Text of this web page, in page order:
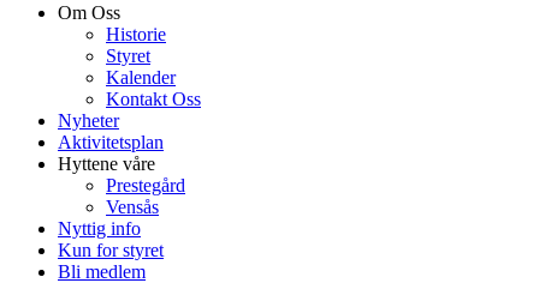
Om Oss
Historie
Styret
Kalender
Kontakt Oss
Nyheter
Aktivitetsplan
Hyttene våre
Prestegård
Vensås
Nyttig info
Kun for styret
Bli medlem